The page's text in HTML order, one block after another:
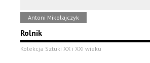
Antoni Mikołajczyk
Rolnik
Kolekcja Sztuki XX i XXI wieku